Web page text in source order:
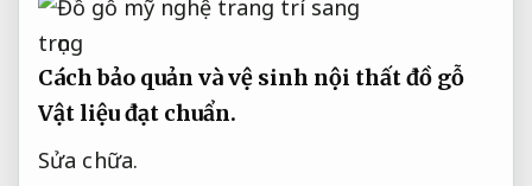
Cách bảo quản và vệ sinh nội thất đồ gỗ
Vật liệu đạt chuẩn.
Sửa chữa.